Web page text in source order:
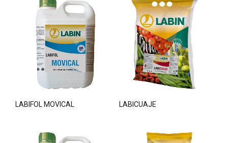
LABIFOL MOVICAL LABICUAJE